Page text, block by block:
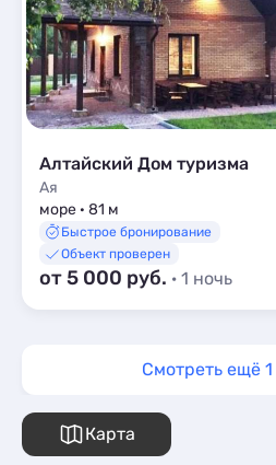
Алтайский Дом туризма
Ая
море · 81 м
Быстрое бронирование
Объект проверен
от 5 000 руб. · 1 ночь
Смотреть ещё
Карта